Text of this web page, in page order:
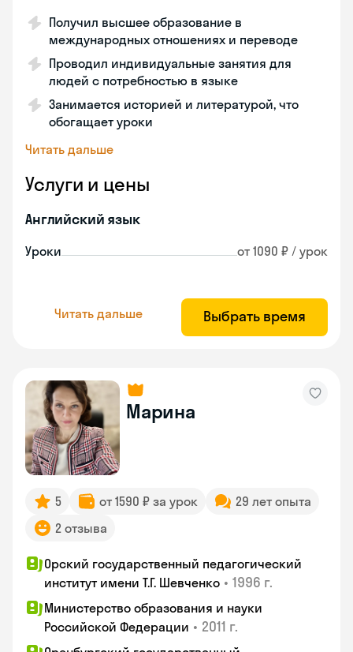
Получил высшее образование в
международных отношениях и переводе
Проводил индивидуальные занятия для
людей с потребностью в языке
Занимается историей и литературой, что
обогащает уроки
Читать дальше
Услуги и цены
Английский язык
Уроки от 1090 ₽ / урок
Читать дальше Выбрать время
Марина
5 от 1590 ₽ за урок
29 лет опыта
2 отзыва
Орский государственный педагогический
институт имени Т.Г. Шевченко • 1996 г.
Министерство образования и науки
Российской Федерации • 2011 г.